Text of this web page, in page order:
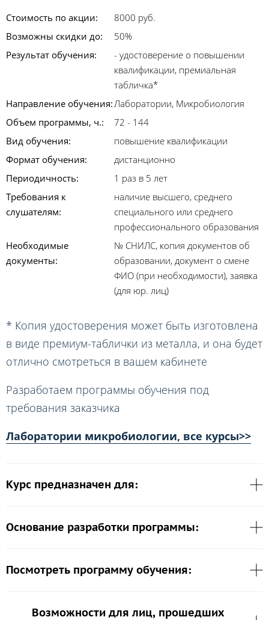
Стоимость по акции:
8000 руб.
Возможны скидки до:
50%
Результат обучения:
- удостоверение о повышении
квалификации, премиальная
табличка*
Направление обучения:Лаборатории, Микробиология
Объем программы, ч.:
72 - 144
Вид обучения:
повышение квалификации
Формат обучения:
дистанционно
Периодичность:
1 раз в 5 лет
Требования к
слушателям:
наличие высшего, среднего
специального или среднего
профессионального образования
Необходимые
документы:
№ СНИЛС, копия документов об
образовании, документ о смене
ФИО (при необходимости), заявка
(для юр. лиц)
* Копия удостоверения может быть изготовлена
в виде премиум-таблички из металла, и она будет
отлично смотреться в вашем кабинете
Разработаем программы обучения под
требования заказчика
Лаборатории микробиологии, все курсы>>
Курс предназначен для:
Основание разработки программы:
Посмотреть программу обучения:
Возможности для лиц, прошедших